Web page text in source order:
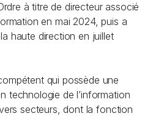
à titre de directeur associé
en mai 2024, puis a
haute direction en juillet
qui possède une
technologie de l’information
secteurs, dont la fonction